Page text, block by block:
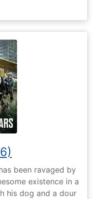
been ravaged by
existence in a
his dog and a dour